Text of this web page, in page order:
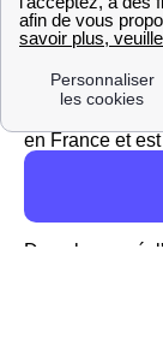
L'activité
Engie
de l'énergie à
France.
en France et
Dans le passé,